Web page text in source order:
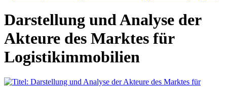
Darstellung und Analyse der
Akteure des Marktes für
Logistikimmobilien